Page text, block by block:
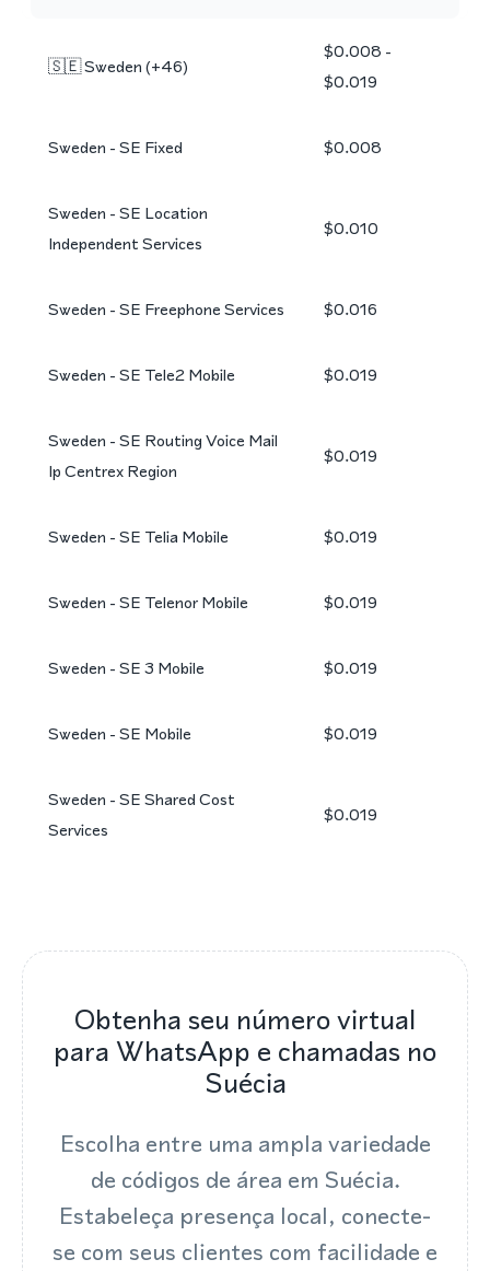
🇸🇪Sweden(+46)
$0.008 -
$0.019
Sweden - SE Fixed $0.008
Sweden - SE Location
Independent Services
$0.010
Sweden - SE Freephone Services $0.016
Sweden - SE Tele2 Mobile $0.019
Sweden - SE Routing Voice Mail
Ip Centrex Region
$0.019
Sweden - SE Telia Mobile $0.019
Sweden - SE Telenor Mobile $0.019
Sweden - SE 3 Mobile $0.019
Sweden - SE Mobile $0.019
Sweden - SE Shared Cost
Services
$0.019
Obtenha seu número virtual
para WhatsApp e chamadas no
Suécia
Escolha entre uma ampla variedade
de códigos de área em Suécia.
Estabeleça presença local, conecte-
se com seus clientes com facilidade e